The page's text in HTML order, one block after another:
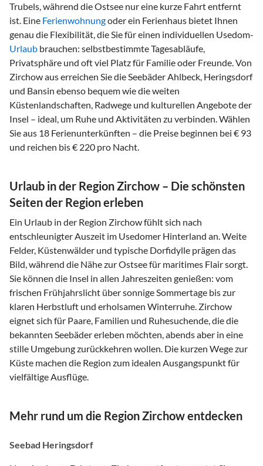
Trubels, während die Ostsee nur eine kurze Fahrt entfernt
ist. Eine Ferienwohnungoder ein Ferienhaus bietet Ihnen
genau die Flexibilität, die Sie für einen individuellen Usedom-
Urlaub brauchen: selbstbestimmte Tagesabläufe,
Privatsphäre und oft viel Platz für Familie oder Freunde. Von
Zirchow aus erreichen Sie die Seebäder Ahlbeck, Heringsdorf
und Bansin ebenso bequem wie die weiten
Küstenlandschaften, Radwege und kulturellen Angebote der
Insel – ideal, um Ruhe und Aktivitäten zu verbinden. Wählen
Sie aus 18 Ferienunterkünften – die Preise beginnen bei € 93
und reichen bis € 220 pro Nacht.
Urlaub in der Region Zirchow – Die schönsten
Seiten der Region erleben
Ein Urlaub in der Region Zirchow fühlt sich nach
entschleunigter Auszeit im Usedomer Hinterland an. Weite
Felder, Küstenwälder und typische Dorfidylle prägen das
Bild, während die Nähe zur Ostsee für maritimes Flair sorgt.
Sie können die Insel in allen Jahreszeiten genießen: vom
frischen Frühjahrslicht über sonnige Sommertage bis zur
klaren Herbstluft und erholsamen Winterruhe. Zirchow
eignet sich für Paare, Familien und Ruhesuchende, die die
bekannten Seebäder erleben möchten, abends aber in eine
stille Umgebung zurückkehren wollen. Die kurzen Wege zur
Küste machen die Region zum idealen Ausgangspunkt für
vielfältige Ausflüge.
Mehr rund um die Region Zirchow entdecken
Seebad Heringsdorf